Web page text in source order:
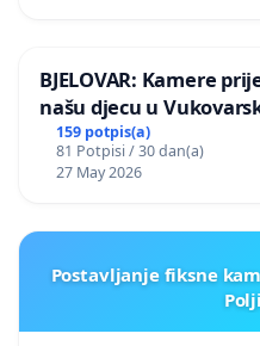
BJELOVAR: Kamere
našu djecu u
159 potpis(a)
81 Potpisi / 30 dan(a)
27 May 2026
Postavljanje fiksne